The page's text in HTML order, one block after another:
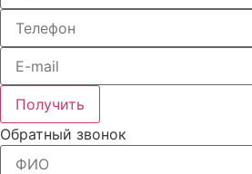
Получить
Обратный звонок